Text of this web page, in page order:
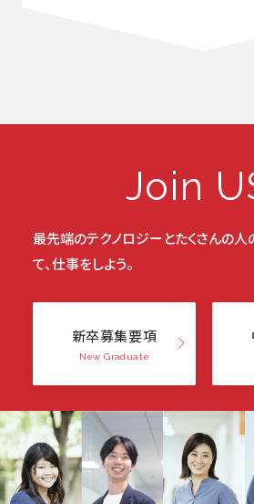
Join
最先端のテクノロジーとたくさんの
て、仕事をしよう。
新卒募集要項
New Graduate